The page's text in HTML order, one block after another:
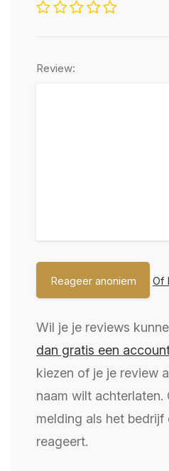
Review:
Of
Wil je je reviews
dan gratis een
kiezen of je je review
naam wilt achterlaten.
melding als het bedrijf
reageert.